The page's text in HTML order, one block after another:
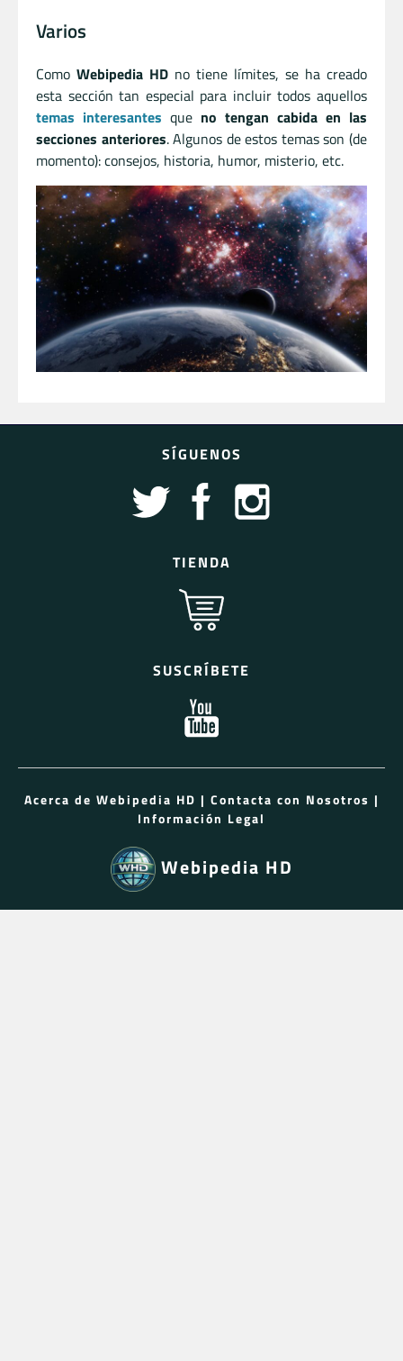
Varios
Como Webipedia HD no tiene límites, se ha creado
esta sección tan especial para incluir todos aquellos
temas interesantes que no tengan cabida en las
secciones anteriores. Algunos de estos temas son (de
momento): consejos, historia, humor, misterio, etc.
SÍGUENOS
TIENDA
SUSCRÍBETE
Acerca de Webipedia HD | Contacta con Nosotros |
Información Legal
Webipedia HD